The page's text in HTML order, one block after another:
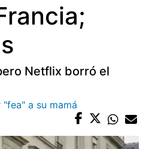
Netflix borró el
a su mamá